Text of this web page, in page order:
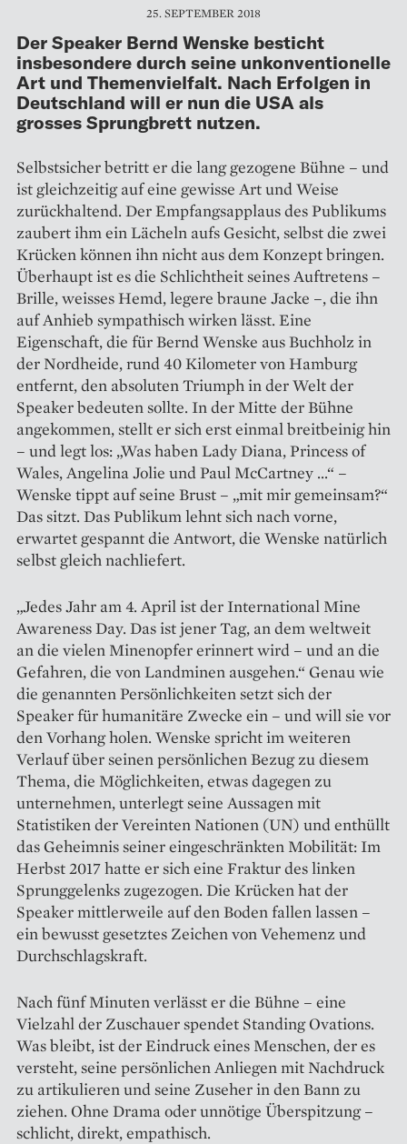
25. SEPTEMBER 2018
Der Speaker Bernd Wenske besticht
insbesondere durch seine unkonventionelle
Art und Themenvielfalt. Nach Erfolgen in
Deutschland will er nun die USA als
grosses Sprungbrett nutzen.
Selbstsicher betritt er die lang gezogene Bühne – und
ist gleichzeitig auf eine gewisse Art und Weise
zurückhaltend. Der Empfangsapplaus des Publikums
zaubert ihm ein Lächeln aufs Gesicht, selbst die zwei
Krücken können ihn nicht aus dem Konzept bringen.
Überhaupt ist es die Schlichtheit seines Auftretens –
Brille, weisses Hemd, legere braune Jacke –, die ihn
auf Anhieb sympathisch wirken lässt. Eine
Eigenschaft, die für Bernd Wenske aus Buchholz in
der Nordheide, rund 40 Kilometer von Hamburg
entfernt, den absoluten Triumph in der Welt der
Speaker bedeuten sollte. In der Mitte der Bühne
angekommen, stellt er sich erst einmal breitbeinig hin
– und legt los: „Was haben Lady Diana, Princess of
Wales, Angelina Jolie und Paul McCartney …“ –
Wenske tippt auf seine Brust – „mit mir gemeinsam?“
Das sitzt. Das Publikum lehnt sich nach vorne,
erwartet gespannt die Antwort, die Wenske natürlich
selbst gleich nachliefert.
„Jedes Jahr am 4. April ist der International Mine
Awareness Day. Das ist jener Tag, an dem weltweit
an die vielen Minenopfer erinnert wird – und an die
Gefahren, die von Landminen ausgehen.“ Genau wie
die genannten Persönlichkeiten setzt sich der
Speaker für humanitäre Zwecke ein – und will sie vor
den Vorhang holen. Wenske spricht im weiteren
Verlauf über seinen persönlichen Bezug zu diesem
Thema, die Möglichkeiten, etwas dagegen zu
unternehmen, unterlegt seine Aussagen mit
Statistiken der Vereinten Nationen (UN) und enthüllt
das Geheimnis seiner eingeschränkten Mobilität: Im
Herbst 2017 hatte er sich eine Fraktur des linken
Sprunggelenks zugezogen. Die Krücken hat der
Speaker mittlerweile auf den Boden fallen lassen –
ein bewusst gesetztes Zeichen von Vehemenz und
Durchschlagskraft.
Nach fünf Minuten verlässt er die Bühne – eine
Vielzahl der Zuschauer spendet Standing Ovations.
Was bleibt, ist der Eindruck eines Menschen, der es
versteht, seine persönlichen Anliegen mit Nachdruck
zu artikulieren und seine Zuseher in den Bann zu
ziehen. Ohne Drama oder unnötige Überspitzung –
schlicht, direkt, empathisch.